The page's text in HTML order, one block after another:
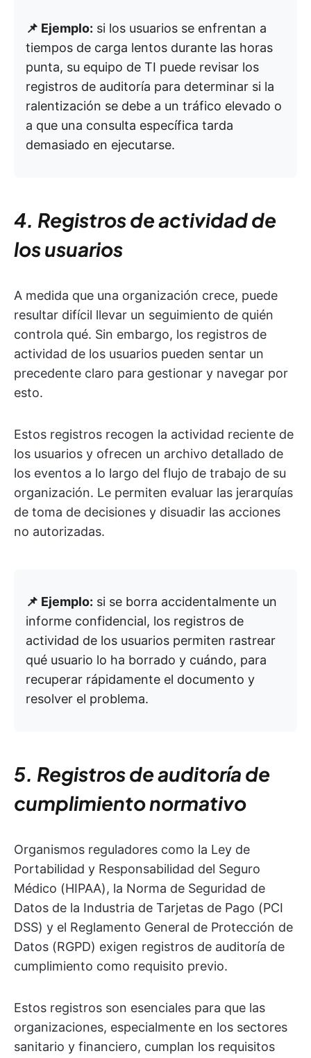
📌 Ejemplo: si los usuarios se enfrentan a
tiempos de carga lentos durante las horas
punta, su equipo de TI puede revisar los
registros de auditoría para determinar si la
ralentización se debe a un tráfico elevado o
a que una consulta específica tarda
demasiado en ejecutarse.
4. Registros de actividad de
los usuarios
A medida que una organización crece, puede
resultar difícil llevar un seguimiento de quién
controla qué. Sin embargo, los registros de
actividad de los usuarios pueden sentar un
precedente claro para gestionar y navegar por
esto.
Estos registros recogen la actividad reciente de
los usuarios y ofrecen un archivo detallado de
los eventos a lo largo del flujo de trabajo de su
organización. Le permiten evaluar las jerarquías
de toma de decisiones y disuadir las acciones
no autorizadas.
📌 Ejemplo: si se borra accidentalmente un
informe confidencial, los registros de
actividad de los usuarios permiten rastrear
qué usuario lo ha borrado y cuándo, para
recuperar rápidamente el documento y
resolver el problema.
5. Registros de auditoría de
cumplimiento normativo
Organismos reguladores como la Ley de
Portabilidad y Responsabilidad del Seguro
Médico (HIPAA), la Norma de Seguridad de
Datos de la Industria de Tarjetas de Pago (PCI
DSS) y el Reglamento General de Protección de
Datos (RGPD) exigen registros de auditoría de
cumplimiento como requisito previo.
Estos registros son esenciales para que las
organizaciones, especialmente en los sectores
sanitario y financiero, cumplan los requisitos